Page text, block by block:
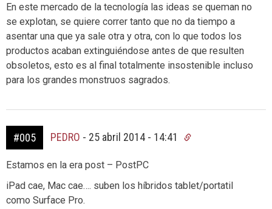
En este mercado de la tecnología las ideas se queman no
se explotan, se quiere correr tanto que no da tiempo a
asentar una que ya sale otra y otra, con lo que todos los
productos acaban extinguiéndose antes de que resulten
obsoletos, esto es al final totalmente insostenible incluso
para los grandes monstruos sagrados.
#005 PEDRO - 25 abril 2014 - 14:41
Estamos en la era post – PostPC
iPad cae, Mac cae…. suben los híbridos tablet/portatil
como Surface Pro.